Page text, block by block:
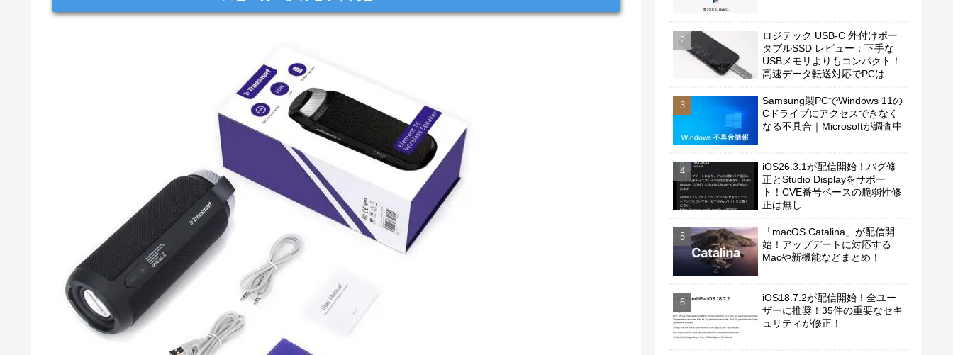
ロジテック USB-C 外付けポー
タブルSSD レビュー：下手な
USBメモリよりもコンパクト！
高速データ転送対応でPCは勿
もおすすめ！
Samsung製PCでWindows 11の
Cドライブにアクセスできなく
なる不具合｜Microsoftが調査中
iOS26.3.1が配信開始！バグ修
正とStudio Displayをサポー
ト！CVE番号ベースの脆弱性修
正は無し
「macOS Catalina」が配信開
始！アップデートに対応する
Macや新機能などまとめ！
iOS18.7.2が配信開始！全ユー
ザーに推奨！35件の重要なセキ
ュリティが修正！